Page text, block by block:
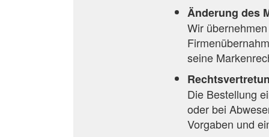
Änderung des
Wir
seine
Die Bestellung
oder bei
Vorgaben und